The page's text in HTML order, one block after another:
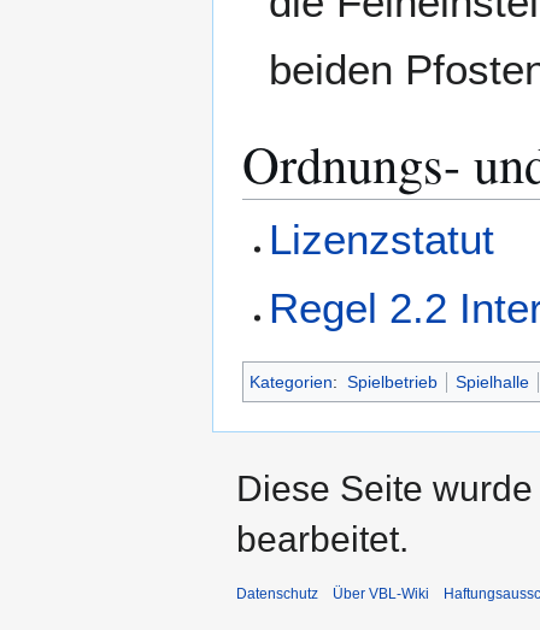
beiden
Ordnungs-
Lizenzstatut
Regel 2.2
Kategorien: Spielbetrieb Spielhalle
Diese Seite
bearbeitet.
Datenschutz Über VBL-Wiki